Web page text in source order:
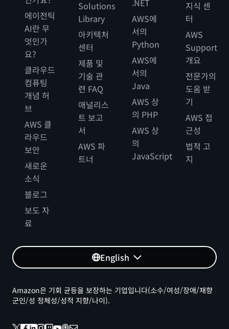
에이전틱
AI란 무
엇인가
요?
클라우드
컴퓨팅
개념 허
브
AWS 클
라우드
보안
새로운
소식
블로그
보도 자
료
Solutions
Library
아키텍처
센터
제품 및
기술 관
련 FAQ
애널리스
트 보고
서
AWS 파
트너
.NET
AWS에
서의
Python
AWS에
서의
Java
AWS 상
의 PHP
AWS 상
의
JavaScript
지식 센
터
AWS
Support
개요
전문가의
도움 받
기
AWS 접
근성
법적 고
지
English
Amazon은 기회 균등을 보장하는 기업입니다(소수/여성/장애/재향
군인/성 정체성/성적 지향/나이).